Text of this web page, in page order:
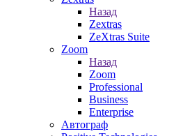
Назад
Zextras
ZeXtras Suite
Zoom
Назад
Zoom
Professional
Business
Enterprise
Автограф